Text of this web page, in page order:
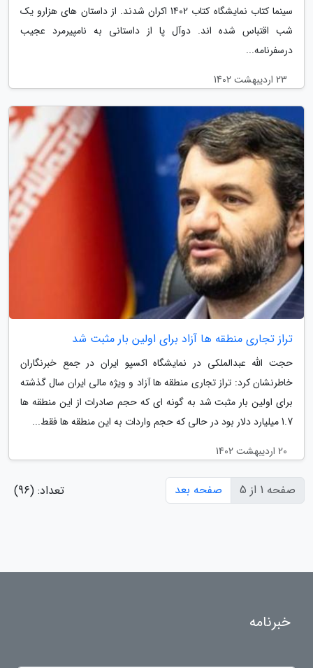
سینما کتاب نمایشگاه کتاب 1402 اکران شدند. از داستان های هزارو یک
شب اقتباس شده اند. دوآل پا از داستانی به نامپیرمرد عجیب
درسفرنامه...
23 اردیبهشت 1402
تراز تجاری منطقه ها آزاد برای اولین بار مثبت شد
حجت الله عبدالملکی در نمایشگاه اکسپو ایران در جمع خبرنگاران
خاطرنشان کرد: تراز تجاری منطقه ها آزاد و ویژه مالی ایران سال گذشته
برای اولین بار مثبت شد به گونه ای که حجم صادرات از این منطقه ها
1.7 میلیارد دلار بود در حالی که حجم واردات به این منطقه ها فقط...
20 اردیبهشت 1402
صفحه 1 از 5 صفحه بعد تعداد: (96)
خبرنامه